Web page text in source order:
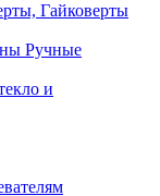
Гайковерты
Ручные
и